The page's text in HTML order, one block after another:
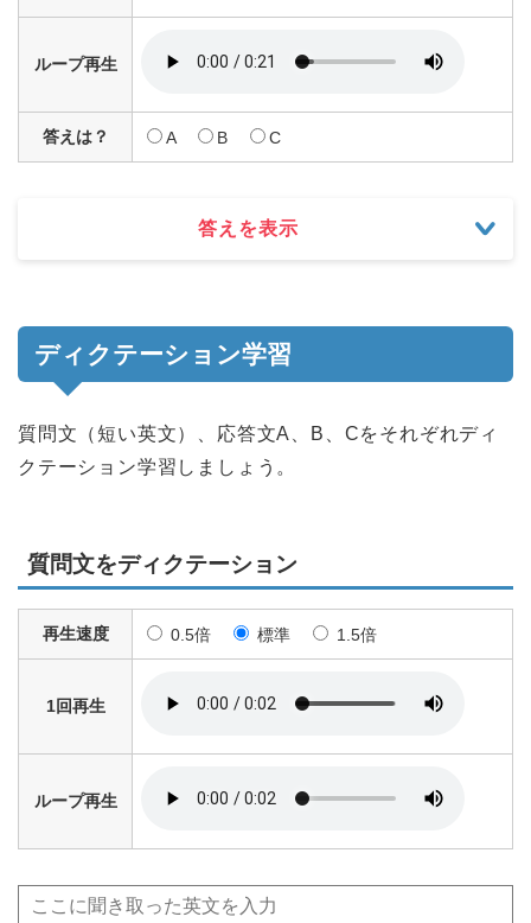
ループ再生
答えは？ A B C
答えを表示
ディクテーション学習
質問文（短い英文）、応答文A、B、Cをそれぞれディ
クテーション学習しましょう。
質問文をディクテーション
再生速度 0.5倍 標準 1.5倍
1回再生
ループ再生